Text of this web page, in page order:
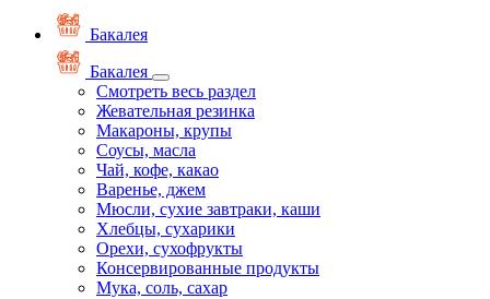
Бакалея
Бакалея
Смотреть весь раздел
Жевательная резинка
Макароны, крупы
Соусы, масла
Чай, кофе, какао
Варенье, джем
Мюсли, сухие завтраки, каши
Хлебцы, сухарики
Орехи, сухофрукты
Консервированные продукты
Мука, соль, сахар